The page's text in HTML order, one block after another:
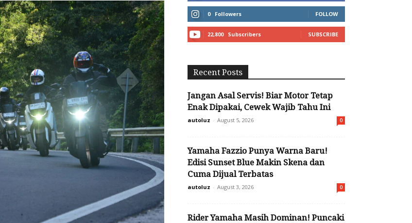
0 Followers FOLLOW
22,800 Subscribers SUBSCRIBE
Recent Posts
Jangan Asal Servis! Biar Motor Tetap
Enak Dipakai, Cewek Wajib Tahu Ini
autoluz - August 5, 2026 0
Yamaha Fazzio Punya Warna Baru!
Edisi Sunset Blue Makin Skena dan
Cuma Dijual Terbatas
autoluz - August 3, 2026 0
Rider Yamaha Masih Dominan! Puncaki